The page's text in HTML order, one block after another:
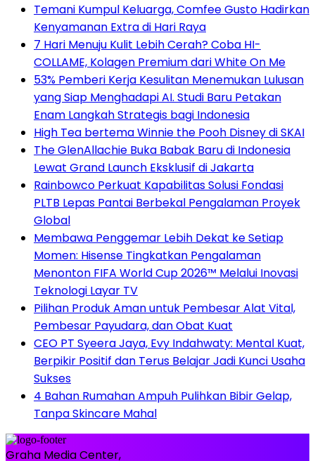
Temani Kumpul Keluarga, Comfee Gusto Hadirkan
Kenyamanan Extra di Hari Raya
7 Hari Menuju Kulit Lebih Cerah? Coba HI-
COLLAME, Kolagen Premium dari White On Me
53% Pemberi Kerja Kesulitan Menemukan Lulusan
yang Siap Menghadapi AI. Studi Baru Petakan
Enam Langkah Strategis bagi Indonesia
High Tea bertema Winnie the Pooh Disney di SKAI
The GlenAllachie Buka Babak Baru di Indonesia
Lewat Grand Launch Eksklusif di Jakarta
Rainbowco Perkuat Kapabilitas Solusi Fondasi
PLTB Lepas Pantai Berbekal Pengalaman Proyek
Global
Membawa Penggemar Lebih Dekat ke Setiap
Momen: Hisense Tingkatkan Pengalaman
Menonton FIFA World Cup 2026™ Melalui Inovasi
Teknologi Layar TV
Pilihan Produk Aman untuk Pembesar Alat Vital,
Pembesar Payudara, dan Obat Kuat
CEO PT Syeera Jaya, Evy Indahwaty: Mental Kuat,
Berpikir Positif dan Terus Belajar Jadi Kunci Usaha
Sukses
4 Bahan Rumahan Ampuh Pulihkan Bibir Gelap,
Tanpa Skincare Mahal
Graha Media Center,